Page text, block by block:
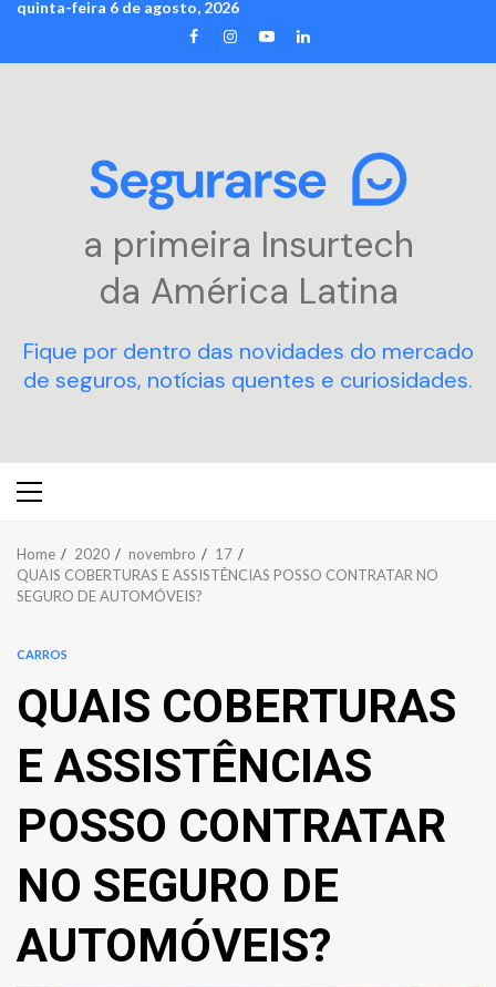
Skip
content
quinta-feira 6 de agosto, 2026
FACEBOOK
INSTAGRAM
YOUTUBE
LINKEDIN
a primeira Insurtech
da América Latina
Fique por dentro das novidades do mercado
de seguros, notícias quentes e curiosidades.
Primary
Home 2020 novembro
17
QUAIS COBERTURAS E ASSISTÊNCIAS POSSO CONTRATAR NO
SEGURO DE AUTOMÓVEIS?
CARROS
QUAIS COBERTURAS
E ASSISTÊNCIAS
POSSO CONTRATAR
NO SEGURO DE
AUTOMÓVEIS?